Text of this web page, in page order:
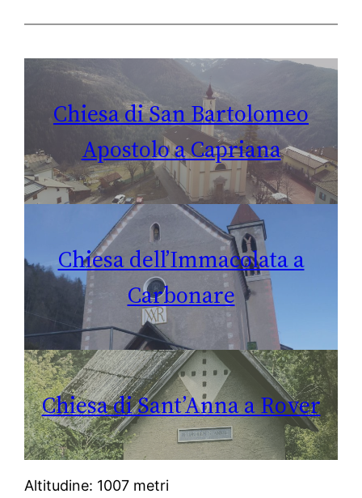
Chiesa di San Bartolomeo
Apostolo a Capriana
Chiesa dell’Immacolata a
Carbonare
Chiesa di Sant’Anna a Rover
Altitudine: 1007 metri